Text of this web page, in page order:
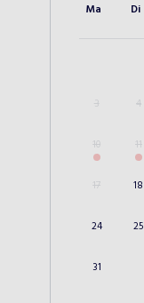
Ma Di
3 4
10 11
17 18
24 25
31